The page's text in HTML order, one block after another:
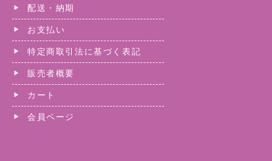
配送・納期
お支払い
特定商取引法に基づく表記
販売者概要
カート
会員ページ